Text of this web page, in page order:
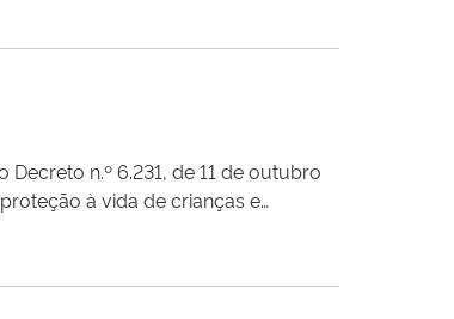
equipes, Federal e Estadual do